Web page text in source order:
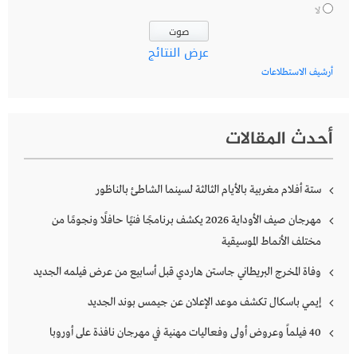
لا
عرض النتائج
أرشيف الاستطلاعات
أحدث المقالات
ستة أفلام مغربية بالأيام الثالثة لسينما الشاطئ بالناظور
مهرجان صيف الأوداية 2026 يكشف برنامجًا فنيًا حافلًا ونجومًا من
مختلف الأنماط الموسيقية
وفاة المخرج البريطاني جاستن هاردي قبل أسابيع من عرض فيلمه الجديد
إيمي باسكال تكشف موعد الإعلان عن جيمس بوند الجديد
40 فيلماً وعروض أولى وفعاليات مهنية في مهرجان نافذة على أوروبا